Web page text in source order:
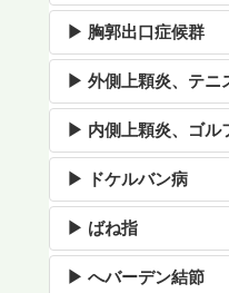
▶ 胸郭出口症候群
▶ 外側上顆炎、テニ
▶ 内側上顆炎、ゴル
▶ ドケルバン病
▶ ばね指
▶ へバーデン結節